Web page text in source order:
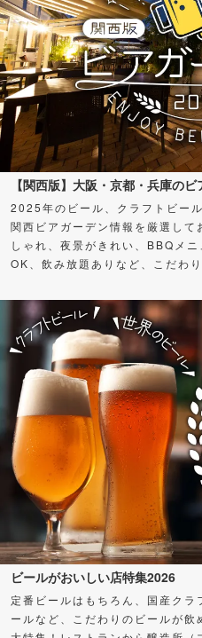
【関西版】大阪・京都・兵庫の
2025年のビール、クラフトビー
関西ビアガーデン情報を厳選し
しゃれ、夜景がきれい、BBQメ
OK、飲み放題ありなど、こだわ
ビールがおいしい店特集2026
定番ビールはもちろん、国産ク
ールなど、こだわりのビールが